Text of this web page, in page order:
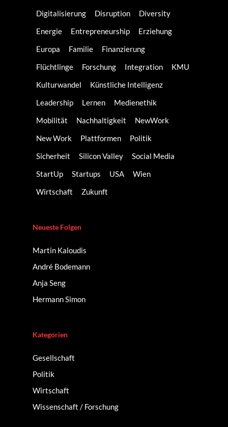
Digitalisierung
Disruption
Diversity
Energie
Entrepreneurship
Erziehung
Europa
Familie
Finanzierung
Flüchtlinge
Forschung Integration
KMU
Kulturwandel
Künstliche Intelligenz
Leadership
Lernen
Medienethik
Mobilität
Nachhaltigkeit
NewWork
New Work
Plattformen
Politik
Sicherheit
Silicon Valley
Social Media
StartUp
Startups USA
Wien
Wirtschaft
Zukunft
Neueste Folgen
Martin Kaloudis
André Bodemann
Anja Seng
Hermann Simon
Kategorien
Gesellschaft
Politik
Wirtschaft
Wissenschaft / Forschung